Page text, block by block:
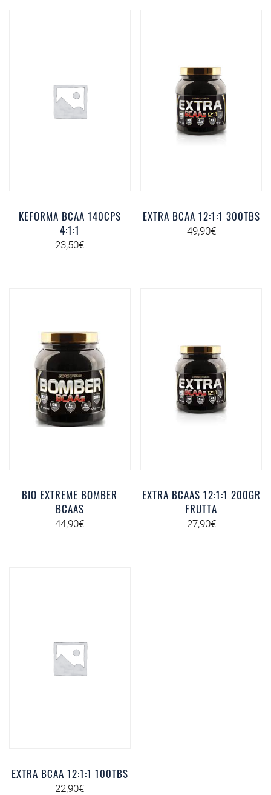
KEFORMA BCAA 140CPS
4:1:1
23,50€
EXTRA BCAA 12:1:1 300TBS
49,90€
BIO EXTREME BOMBER
BCAAS
44,90€
EXTRA BCAAS 12:1:1 200GR
FRUTTA
27,90€
EXTRA BCAA 12:1:1 100TBS
22,90€